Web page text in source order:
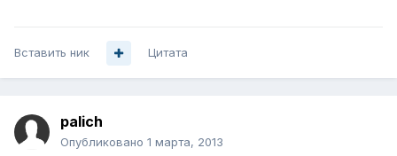
Вставить ник Цитата
palich
Опубликовано 1 марта, 2013